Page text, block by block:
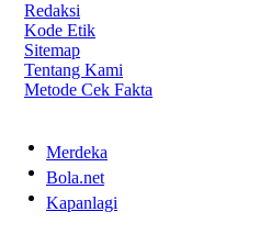
Redaksi
Kode Etik
Sitemap
Tentang Kami
Metode Cek Fakta
Merdeka
Bola.net
Kapanlagi